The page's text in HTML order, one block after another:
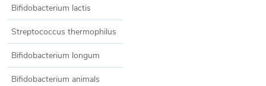
Bifidobacterium lactis
Streptococcus thermophilus
Bifidobacterium longum
Bifidobacterium animals